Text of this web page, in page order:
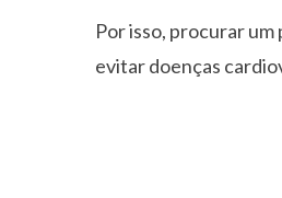
Por isso, procurar um
evitar doenças